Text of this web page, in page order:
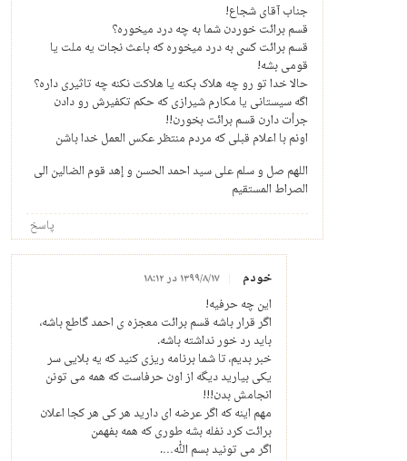
جناب آقای شجاع!
قسم برائت خوردن شما به چه درد میخوره؟
قسم برائت کسی به درد میخوره که باعث نجات یه ملت یا
قومی بشه!
حالا خدا تو رو چه هلاک بکنه یا هلاکت نکنه چه تاثیری داره؟
اگه سیستانی یا مکارم شیرازی که حکم تکفیرش رو دادن
جرأت دارن قسم برائت بخورن!!
اونم با اعلام قبلی که مردم منتظر عکس العمل خدا باشن
اللهم صل و سلم علی سید احمد الحسن و إهد قوم الضالین الی
الصراط المستقیم
پاسخ
خودم ۱۳۹۹/۸/۱۷ در ۱۸:۱۲
این چه حرفیه!
اگر قرار باشه قسم برائت معجزه ی احمد گاطع باشه،
باید رد خور نداشته باشه.
خبر بدیم، تا شما برنامه ریزی کنید که یه بلایی سر
یکی بیارید دیگه از اون حرفاست که همه می تونن
انجامش بدن!!!
مهم اینه که اگر عرضه ای دارید هر کی هر کجا اعلان
برائت کرد نفله بشه طوری که همه بفهمن
اگر می تونید بسم الله….